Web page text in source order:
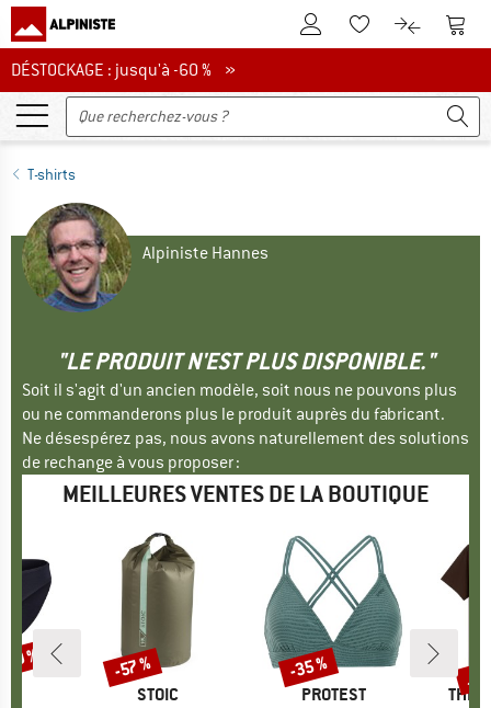
Vers le compte client
Vers la liste
Vers le
DÉSTOCKAGE : jusqu'à -60 %
DÉSTOCKAGE : jusqu'à -60 % »
T-shirts
Alpiniste Hannes
"LE PRODUIT N'EST PLUS DISPONIBLE."
Soit il s'agit d'un ancien modèle, soit nous ne pouvons plus
ou ne commanderons plus le produit auprès du fabricant.
Ne désespérez pas, nous avons naturellement des solutions
de rechange à vous proposer :
MEILLEURES VENTES DE LA BOUTIQUE
%
MARQUE
STOIC
Remise
-57 %
MARQUE
PROTEST
Remise
-35 %
THE